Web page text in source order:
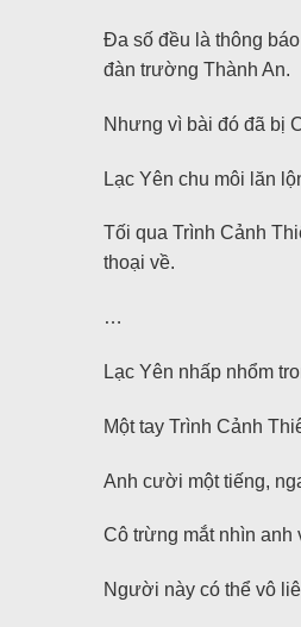
Đa số đều là thông
đàn trường Thành An.
Nhưng vì bài đó đã bị
Lạc Yên chu môi lăn
Tối qua Trình Cảnh
thoại về.
…
Lạc Yên nhấp nhổm
Một tay Trình Cảnh
Anh cười một tiếng,
Cô trừng mắt nhìn anh
Người này có thể vô